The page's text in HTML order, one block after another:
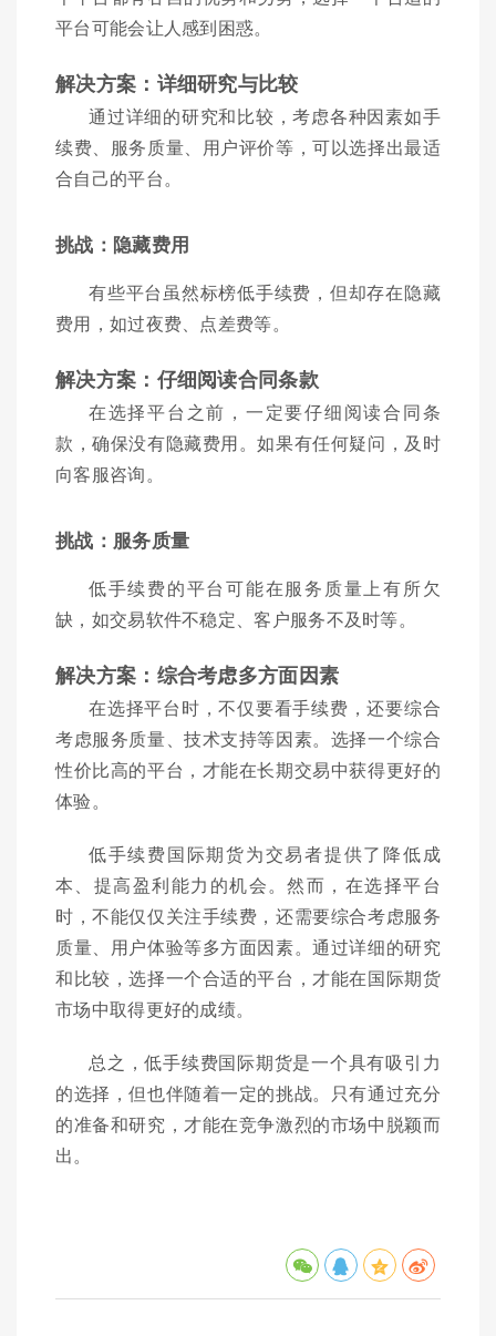
平台可能会让人感到困惑。
解决方案：详细研究与比较
通过详细的研究和比较，考虑各种因素如手
续费、服务质量、用户评价等，可以选择出最适
合自己的平台。
挑战：隐藏费用
有些平台虽然标榜低手续费，但却存在隐藏
费用，如过夜费、点差费等。
解决方案：仔细阅读合同条款
在选择平台之前，一定要仔细阅读合同条
款，确保没有隐藏费用。如果有任何疑问，及时
向客服咨询。
挑战：服务质量
低手续费的平台可能在服务质量上有所欠
缺，如交易软件不稳定、客户服务不及时等。
解决方案：综合考虑多方面因素
在选择平台时，不仅要看手续费，还要综合
考虑服务质量、技术支持等因素。选择一个综合
性价比高的平台，才能在长期交易中获得更好的
体验。
低手续费国际期货为交易者提供了降低成
本、提高盈利能力的机会。然而，在选择平台
时，不能仅仅关注手续费，还需要综合考虑服务
质量、用户体验等多方面因素。通过详细的研究
和比较，选择一个合适的平台，才能在国际期货
市场中取得更好的成绩。
总之，低手续费国际期货是一个具有吸引力
的选择，但也伴随着一定的挑战。只有通过充分
的准备和研究，才能在竞争激烈的市场中脱颖而
出。